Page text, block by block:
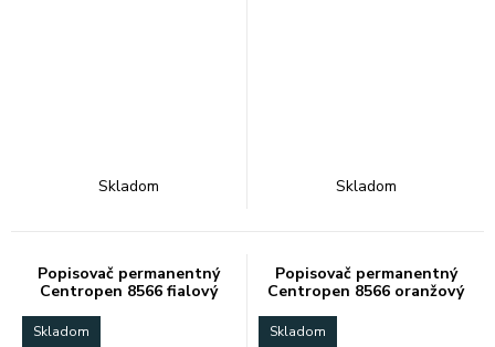
Skladom Skladom
Popisovač permanentný
Centropen 8566 fialový
Skladom
Popisovač permanentný
Centropen 8566 oranžový
Skladom